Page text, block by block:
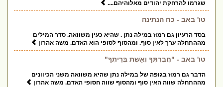
שגרמו להרחקת יהודים מאלוהיהם....
טו' באב - כח הנתינה
בסד הרעיון גם רמוז במילה נתן . שהיא כעין משוואה. סדר המילים
מההתחלה ערך לאין סוף. ומהסוף לסופי הוא האדם. משה אהרון
טו' באב - "חֲבֶרְתְּךָ וְאֵשֶׁת בְּרִיתֶךָ"
הדבר גם רמוז בגופה של במילה נתן שהיא משוואה משני הכיוונים
מההתחלה שווה האין סוף ומהסוף שווה חסופי האדם. משה אהרון